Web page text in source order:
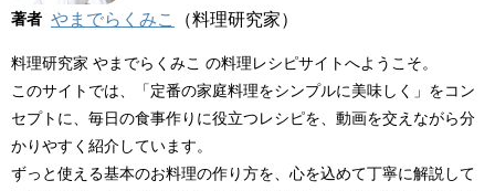
著者 やまでらくみこ （料理研究家）
料理研究家 やまでらくみこ の料理レシピサイトへようこそ。
このサイトでは、「定番の家庭料理をシンプルに美味しく」をコン
セプトに、毎日の食事作りに役立つレシピを、動画を交えながら分
かりやすく紹介しています。
ずっと使える基本のお料理の作り方を、心を込めて丁寧に解説して